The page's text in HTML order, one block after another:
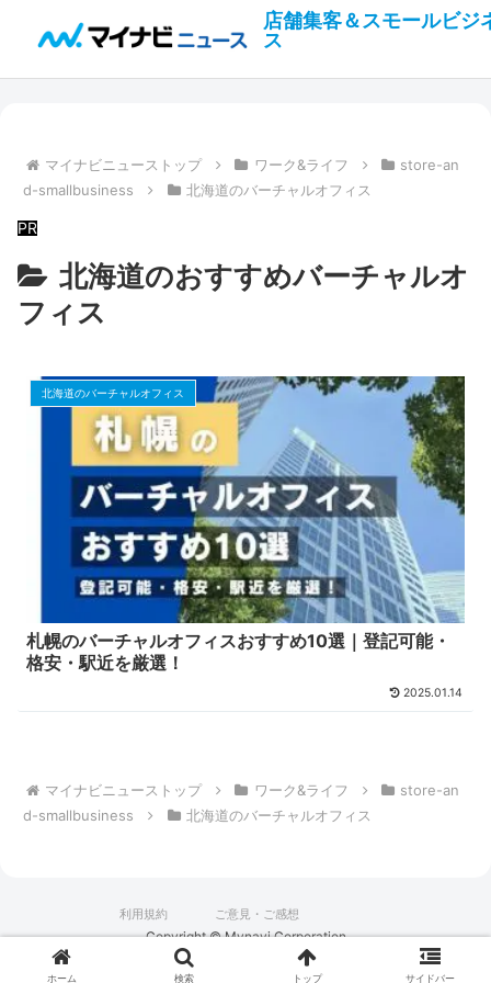
店舗集客＆スモールビジ
ス
マイナビニューストップ ワーク&ライフ
store-an
d-smallbusiness
北海道のバーチャルオフィス
北海道のおすすめバーチャルオ
フィス
北海道のバーチャルオフィス
札幌のバーチャルオフィスおすすめ10選｜登記可能・
格安・駅近を厳選！
2025.01.14
マイナビニューストップ ワーク&ライフ
store-an
d-smallbusiness
北海道のバーチャルオフィス
ホーム 検索 トップ サイドバー
利用規約 ご意見・ご感想
Copyright © Mynavi Corporation